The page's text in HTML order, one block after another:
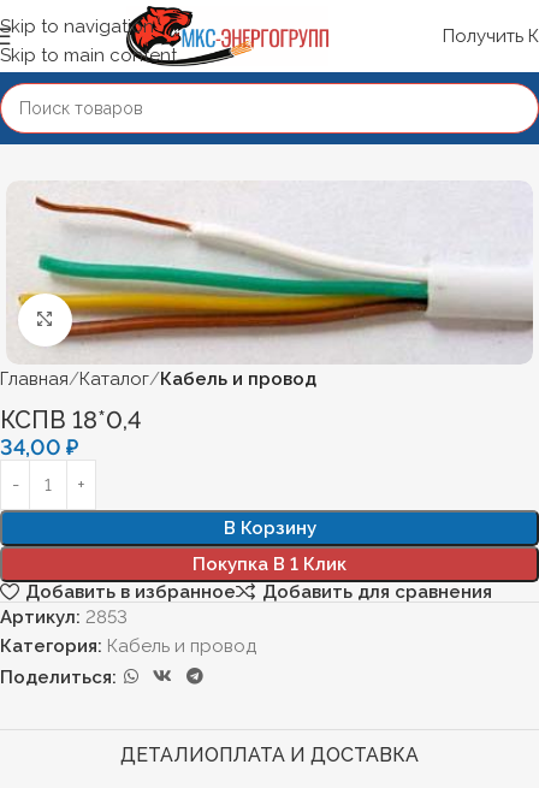
Skip to navigation
Skip to main content
Получить
Нажмите, чтобы увеличить
Главная Каталог Кабель и провод
КСПВ 18*0,4
34,00 ₽
В Корзину
Покупка В 1 Клик
Добавить в избранное
Добавить для сравнения
Артикул: 2853
Категория: Кабель и провод
Поделиться:
ДЕТАЛИОПЛАТА И ДОСТАВКА